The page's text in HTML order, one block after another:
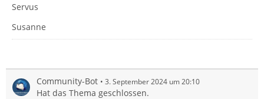
Servus
Susanne
Community-Bot 3. September 2024 um 20:10
Hat das Thema geschlossen.